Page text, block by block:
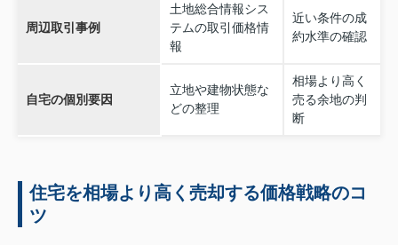
周辺取引事例
土地総合情報シス
テムの取引価格情
報
近い条件の成
約水準の確認
自宅の個別要因
立地や建物状態な
どの整理
相場より高く
売る余地の判
断
住宅を相場より高く売却する価格戦略のコ
ツ